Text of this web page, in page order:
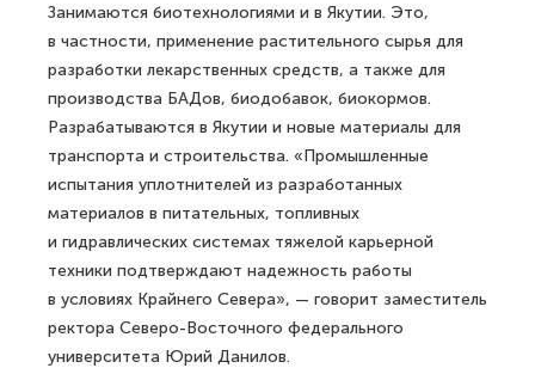
Занимаются биотехнологиями и в Якутии. Это,
в частности, применение растительного сырья для
разработки лекарственных средств, а также для
производства БАДов, биодобавок, биокормов.
Разрабатываются в Якутии и новые материалы для
транспорта и строительства. «Промышленные
испытания уплотнителей из разработанных
материалов в питательных, топливных
и гидравлических системах тяжелой карьерной
техники подтверждают надежность работы
в условиях Крайнего Севера», — говорит заместитель
ректора Северо-Восточного федерального
университета Юрий Данилов.